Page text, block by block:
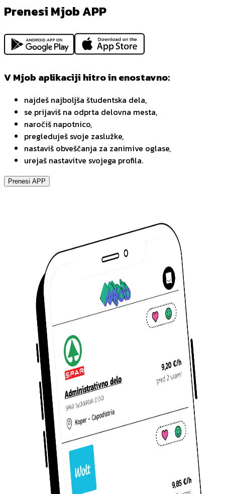
Prenesi Mjob APP
V Mjob aplikaciji hitro in enostavno:
najdeš najboljša študentska dela,
se prijaviš na odprta delovna mesta,
naročiš napotnico,
pregleduješ svoje zaslužke,
nastaviš obveščanja za zanimive oglase,
urejaš nastavitve svojega profila.
Prenesi APP